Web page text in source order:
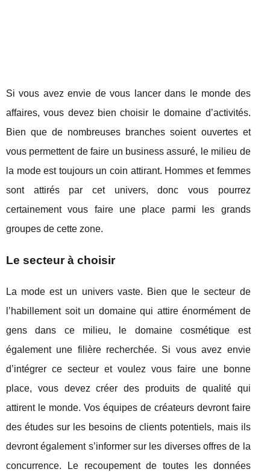
Si vous avez envie de vous lancer dans le monde des
affaires, vous devez bien choisir le domaine d’activités.
Bien que de nombreuses branches soient ouvertes et
vous permettent de faire un business assuré, le milieu de
la mode est toujours un coin attirant. Hommes et femmes
sont attirés par cet univers, donc vous pourrez
certainement vous faire une place parmi les grands
groupes de cette zone.
Le secteur à choisir
La mode est un univers vaste. Bien que le secteur de
l’habillement soit un domaine qui attire énormément de
gens dans ce milieu, le domaine cosmétique est
également une filière recherchée. Si vous avez envie
d’intégrer ce secteur et voulez vous faire une bonne
place, vous devez créer des produits de qualité qui
attirent le monde. Vos équipes de créateurs devront faire
des études sur les besoins de clients potentiels, mais ils
devront également s’informer sur les diverses offres de la
concurrence. Le recoupement de toutes les données